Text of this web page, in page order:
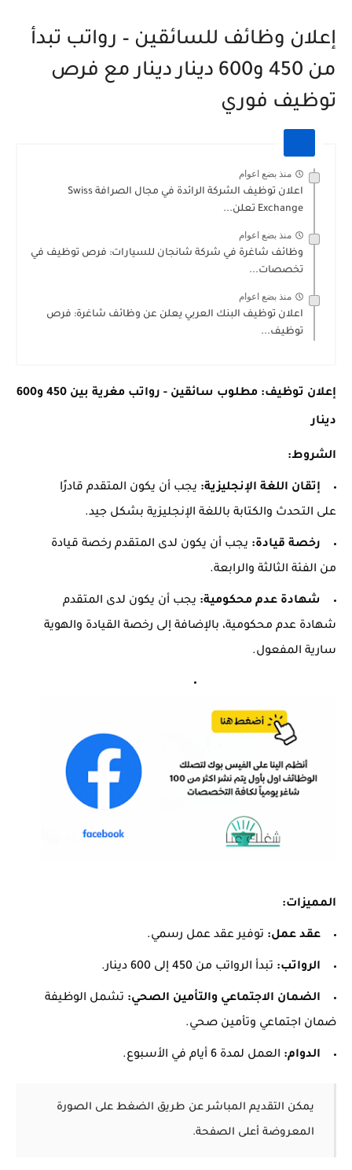
إعلان وظائف للسائقين – رواتب تبدأ
من 450 و600 دينار دينار مع فرص
توظيف فوري
منذ بضع اعوام
اعلان توظيف الشركة الرائدة في مجال الصرافة Swiss
Exchange تعلن...
منذ بضع اعوام
وظائف شاغرة في شركة شانجان للسيارات: فرص توظيف في
تخصصات...
منذ بضع اعوام
اعلان توظيف البنك العربي يعلن عن وظائف شاغرة: فرص
توظيف...
إعلان توظيف: مطلوب سائقين - رواتب مغرية بين 450 و600
دينار
الشروط:
إتقان اللغة الإنجليزية: يجب أن يكون المتقدم قادرًا
على التحدث والكتابة باللغة الإنجليزية بشكل جيد.
رخصة قيادة: يجب أن يكون لدى المتقدم رخصة قيادة
من الفئة الثالثة والرابعة.
شهادة عدم محكومية: يجب أن يكون لدى المتقدم
شهادة عدم محكومية، بالإضافة إلى رخصة القيادة والهوية
سارية المفعول.
المميزات:
عقد عمل: توفير عقد عمل رسمي.
الرواتب: تبدأ الرواتب من 450 إلى 600 دينار.
الضمان الاجتماعي والتأمين الصحي: تشمل الوظيفة
ضمان اجتماعي وتأمين صحي.
الدوام: العمل لمدة 6 أيام في الأسبوع.
يمكن التقديم المباشر عن طريق الضغط على الصورة
المعروضة أعلى الصفحة.